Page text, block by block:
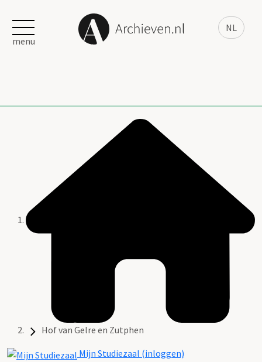
NL
menu
Hof van Gelre en Zutphen
Mijn Studiezaal (inloggen)